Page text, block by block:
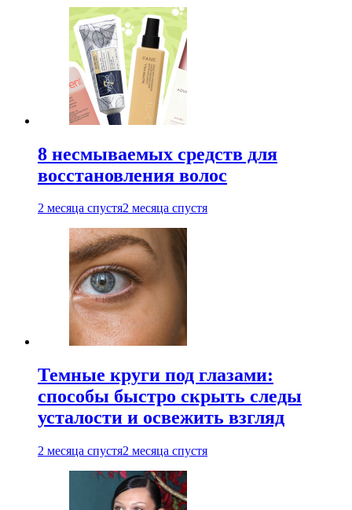
8 несмываемых средств для
восстановления волос
2 месяца спустя2 месяца спустя
Темные круги под глазами:
способы быстро скрыть следы
усталости и освежить взгляд
2 месяца спустя2 месяца спустя